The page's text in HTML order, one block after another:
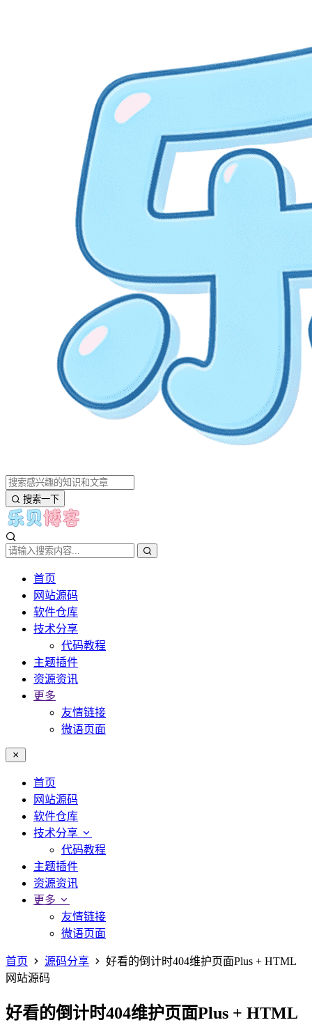
搜索一下
首页
网站源码
软件仓库
技术分享
代码教程
主题插件
资源资讯
更多
友情链接
微语页面
首页
网站源码
软件仓库
技术分享
代码教程
主题插件
资源资讯
更多
友情链接
微语页面
首页 源码分享
好看的倒计时404维护页面Plus + HTML
网站源码
好看的倒计时404维护页面Plus + HTML